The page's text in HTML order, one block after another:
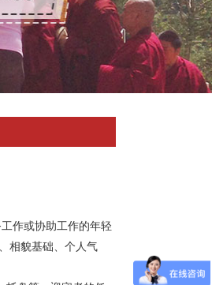
作或协助工作的年轻
相貌基础、个人气